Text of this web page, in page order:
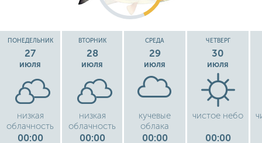
ПОНЕДЕЛЬНИК
27
июля
низкая
облачность
00:00
ВТОРНИК
28
июля
низкая
облачность
00:00
СРЕДА
29
июля
кучевые
облака
00:00
ЧЕТВЕРГ
30
июля
чистое небо
00:00